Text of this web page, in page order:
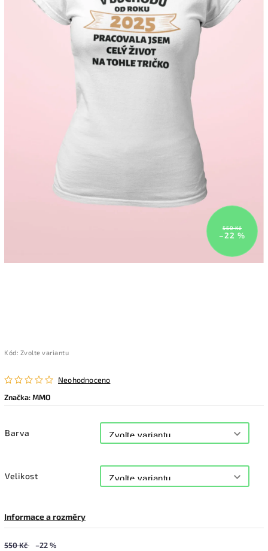
550 Kč
–22 %
Kód: Zvolte variantu
Neohodnoceno
Značka:MMO
Barva
Velikost
Informace a rozměry
550 Kč –22 %